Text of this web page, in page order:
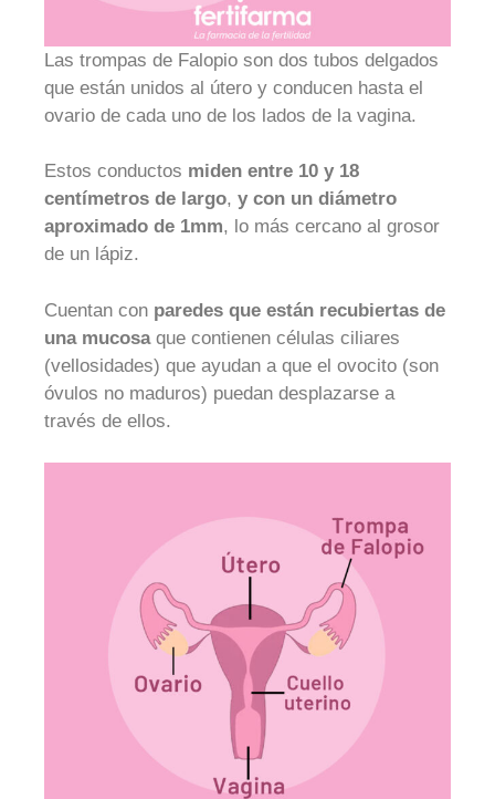
Las trompas de Falopio son dos tubos delgados
que están unidos al útero y conducen hasta el
ovario de cada uno de los lados de la vagina.
Estos conductos miden entre 10 y 18
centímetros de largo, y con un diámetro
aproximado de 1mm, lo más cercano al grosor
de un lápiz.
Cuentan con paredes que están recubiertas de
una mucosaque contienen células ciliares
(vellosidades) que ayudan a que el ovocito (son
óvulos no maduros) puedan desplazarse a
través de ellos.